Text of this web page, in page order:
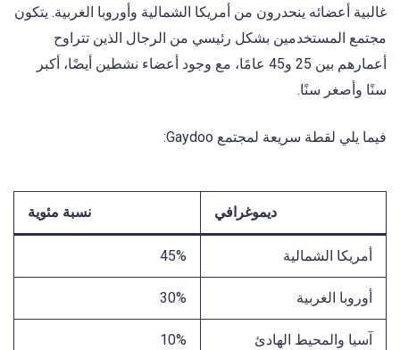
غالبية أعضائه ينحدرون من أمريكا الشمالية وأوروبا الغربية. يتكون
مجتمع المستخدمين بشكل رئيسي من الرجال الذين تتراوح
أعمارهم بين 25 و45 عامًا، مع وجود أعضاء نشطين أيضًا، أكبر
سنًا وأصغر سنًا.
فيما يلي لقطة سريعة لمجتمع Gaydoo:
ديموغرافي نسبة مئوية
أمريكا الشمالية 45%
أوروبا الغربية 30%
آسيا والمحيط الهادئ 10%